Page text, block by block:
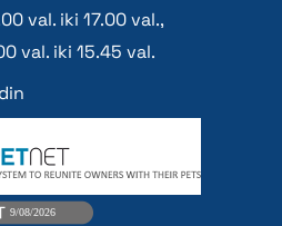
val. iki 17.00 val.,
val. iki 15.45 val.